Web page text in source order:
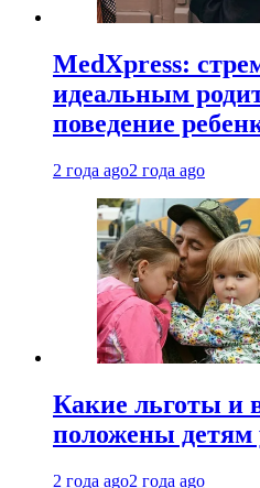
MedXpress:
идеальным
поведение
2 года ago2 года ago
Какие льготы и
положены
2 года ago2 года ago